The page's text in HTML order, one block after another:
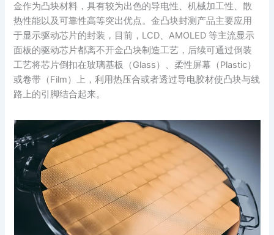
金作为凸块材料，具有较为出色的导电性、机械加工性、散
热性能以及可靠性高等突出优点。金凸块封测产品主要应用
于显示驱动芯片的封装，目前，LCD、AMOLED 等主流显示
面板的驱动芯片都离不开金凸块制造工艺，后续可通过倒装
工艺将芯片倒扣在玻璃基板（Glass）、柔性屏幕（Plastic）
或卷带（Film）上，利用热压合或者透过导电胶材使凸块与线
路上的引脚结合起来。